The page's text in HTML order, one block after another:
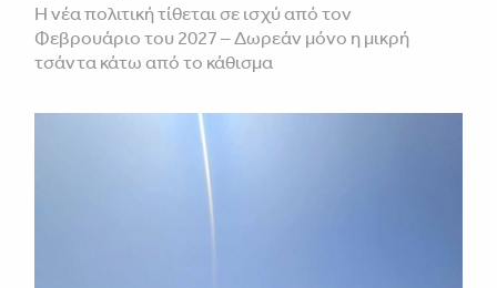
Η νέα πολιτική τίθεται σε ισχύ από τον
Φεβρουάριο του 2027 – Δωρεάν μόνο η μικρή
τσάντα κάτω από το κάθισμα